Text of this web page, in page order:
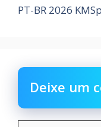
PT-BR 2026
Deixe um